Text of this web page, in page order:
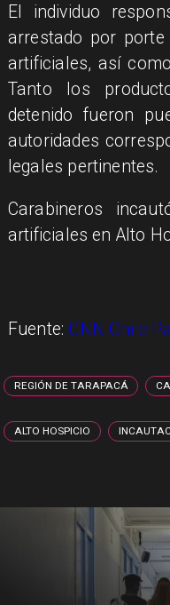
El individuo
arrestado por
artificiales, así
Tanto los
detenido fueron
autoridades
legales pertinentes.
Carabineros
artificiales en Alto
Fuente:CNN Chile
REGIÓN DE TARAPACÁ
ALTO HOSPICIO